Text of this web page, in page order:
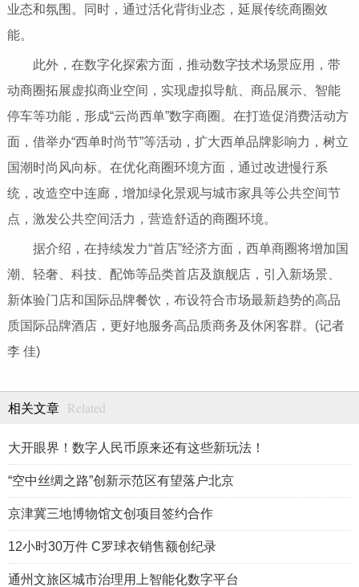
业态和氛围。同时，通过活化背街业态，延展传统商圈效
能。
此外，在数字化探索方面，推动数字技术场景应用，带
动商圈拓展虚拟商业空间，实现虚拟导航、商品展示、智能
停车等功能，形成“云尚西单”数字商圈。在打造促消费活动方
面，借举办“西单时尚节”等活动，扩大西单品牌影响力，树立
国潮时尚风向标。在优化商圈环境方面，通过改进慢行系
统，改造空中连廊，增加绿化景观与城市家具等公共空间节
点，激发公共空间活力，营造舒适的商圈环境。
据介绍，在持续发力“首店”经济方面，西单商圈将增加国
潮、轻奢、科技、配饰等品类首店及旗舰店，引入新场景、
新体验门店和国际品牌餐饮，布设符合市场最新趋势的高品
质国际品牌酒店，更好地服务高品质商务及休闲客群。(记者
李 佳)
相关文章 Related
大开眼界！数字人民币原来还有这些新玩法！
“空中丝绸之路”创新示范区有望落户北京
京津冀三地博物馆文创项目签约合作
12小时30万件 C罗球衣销售额创纪录
通州文旅区城市治理用上智能化数字平台